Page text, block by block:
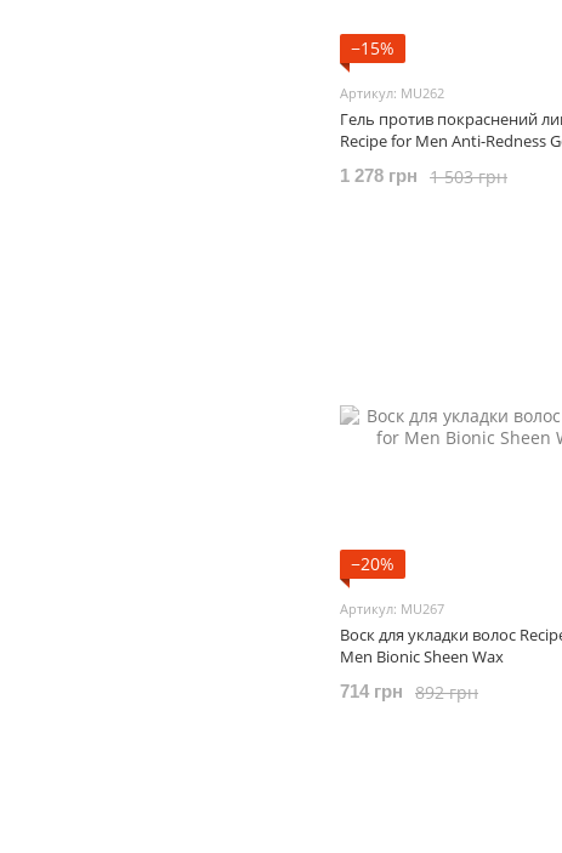
−15%
Артикул: MU262
Гель против покраснений
Recipe for Men Anti-Redness
1 503 грн
1 278 грн
−20%
Артикул: MU267
Воск для укладки волос
Men Bionic Sheen Wax
892 грн
714 грн